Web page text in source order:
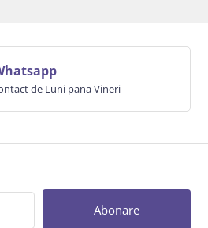
de Luni pana Vineri
Abonare